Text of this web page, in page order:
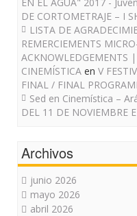
DE CORTOMETRAJE – I
LISTA DE
REMERCIEMENTS
ACKNOWLEDGEMENTS
CINEMÍSTICA en V
FINAL / FINAL
Sed en Cinemística –
DEL 11 DE NOVIEMBRE
Archivos
junio 2026
mayo 2026
abril 2026